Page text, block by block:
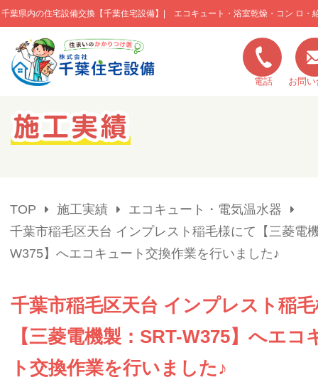
千葉県内の住宅設備交換【千葉住宅設備】| エコキュート・浴室乾燥・コン ロ・
このページの本文へ移動
電話 お問
キャンペーン一覧
会社概要
TOP 施工実績
エコキュート・電気温水器
千葉市稲毛区天台 インプレスト稲毛様にて【三菱電
W375】へエコキュート交換作業を行いました♪
千葉市稲毛区天台 インプレスト稲
【三菱電機製：SRT-W375】へエコ
ト交換作業を行いました♪